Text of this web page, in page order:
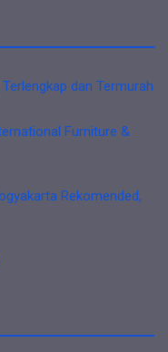
dan Termurah
Furniture &
Rekomended,